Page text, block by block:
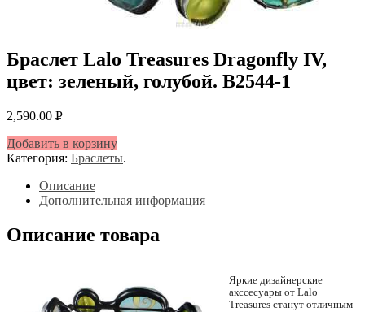
Браслет Lalo Treasures Dragonfly IV,
цвет: зеленый, голубой. B2544-1
2,590.00 Р
Добавить в корзину
Категория: Браслеты.
Описание
Дополнительная информация
Описание товара
Яркие дизайнерские
акссесуары от Lalo
Treasures станут отличным